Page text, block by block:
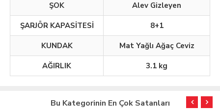
ŞOK Alev Gizleyen
ŞARJÖR KAPASİTESİ 8+1
KUNDAK Mat Yağlı Ağaç Ceviz
AĞIRLIK 3.1 kg
Bu Kategorinin En Çok Satanları